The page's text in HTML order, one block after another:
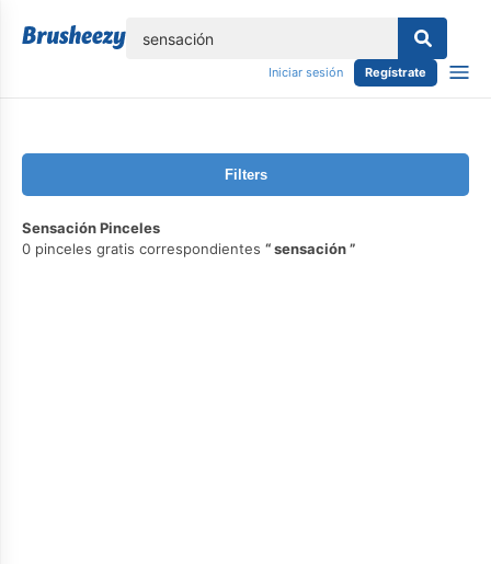
Iniciar sesión Regístrate
Filters
Sensación Pinceles
0 pinceles gratis correspondientes
sensación